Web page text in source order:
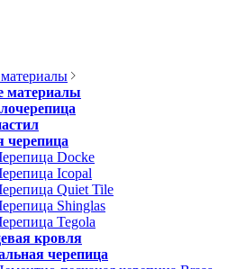
материалы
черепица
Docke
Icopal
Quiet Tile
Shinglas
Tegola
кровля
черепица